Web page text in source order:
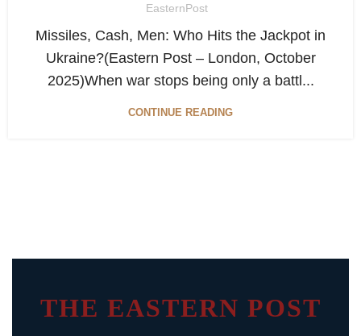
EasternPost
Missiles, Cash, Men: Who Hits the Jackpot in
Ukraine?(Eastern Post – London, October
2025)When war stops being only a battl...
CONTINUE READING
THE EASTERN POST